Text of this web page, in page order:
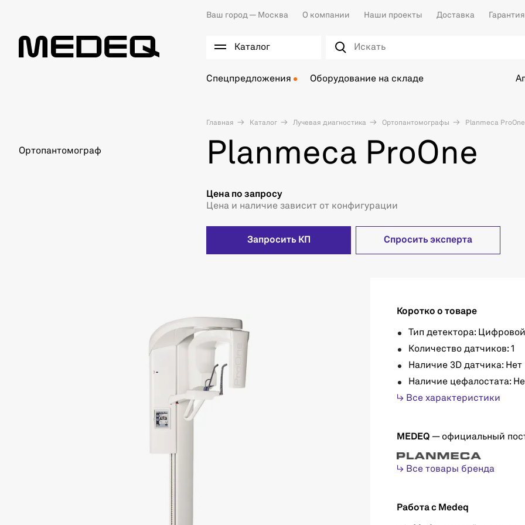
Ваш город — Москва О компании Наши проекты Доставка Гарантия
Каталог
Спецпредложения Оборудование на складе
Главная Каталог Лучевая диагностика Ортопантомографы Planmeca ProOne
Ортопантомограф Planmeca ProOne
Цена по запросу
Цена и наличие зависит от конфигурации
Запросить КП Спросить эксперта
Коротко о товаре
Тип детектора: Цифровой
Количество датчиков: 1
Наличие 3D датчика: Нет
Наличие цефалостата:
↳ Все характеристики
MEDEQ — официальный
↳ Все товары бренда
Работа с Medeq